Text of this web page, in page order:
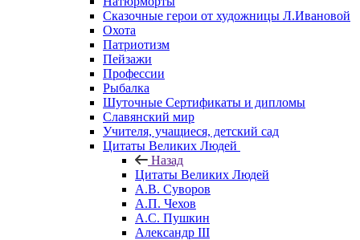
Сказочные герои от художницы Л.Ивановой
Охота
Патриотизм
Пейзажи
Профессии
Рыбалка
Шуточные Сертификаты и дипломы
Славянский мир
Учителя, учащиеся, детский сад
Цитаты Великих Людей
Назад
Цитаты Великих Людей
А.В. Суворов
А.П. Чехов
А.С. Пушкин
Александр III